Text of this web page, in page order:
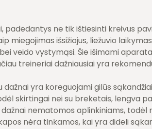
ne tik ištiesinti kreivus
miegojimas išsižiojus, liežuvio
veido vystymąsi. Šie išimami
treineriai dažniausiai yra
dažnai yra koreguojami gilūs
skirtingai nei su breketais, lengva
nematomos aplinkiniams, todėl
nėra tinkamos, kai yra dideli